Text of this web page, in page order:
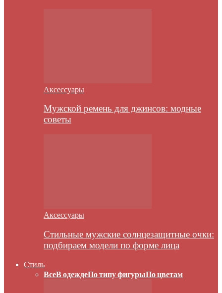
Аксессуары
Мужской ремень для джинсов: модные
советы
Аксессуары
Стильные мужские солнцезащитные очки:
подбираем модели по форме лица
Стиль
ВсеВ одеждеПо типу фигурыПо цветам